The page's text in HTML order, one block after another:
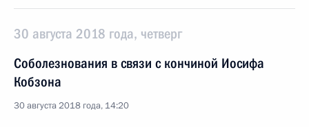
30 августа 2018 года, четверг
Соболезнования в связи с кончиной Иосифа
Кобзона
30 августа 2018 года, 14:20